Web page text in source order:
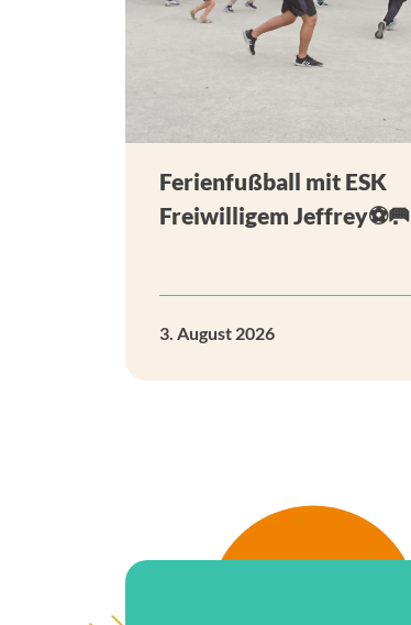
Ferienfußball mit ESK
Freiwilligem Jeffrey⚽🥅
3. August 2026